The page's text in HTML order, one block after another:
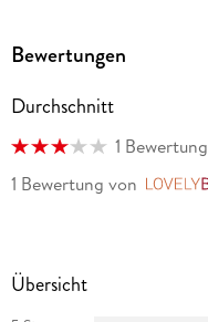
Bewertungen
Durchschnitt
1 Bewertung
1 Bewertung von
Übersicht